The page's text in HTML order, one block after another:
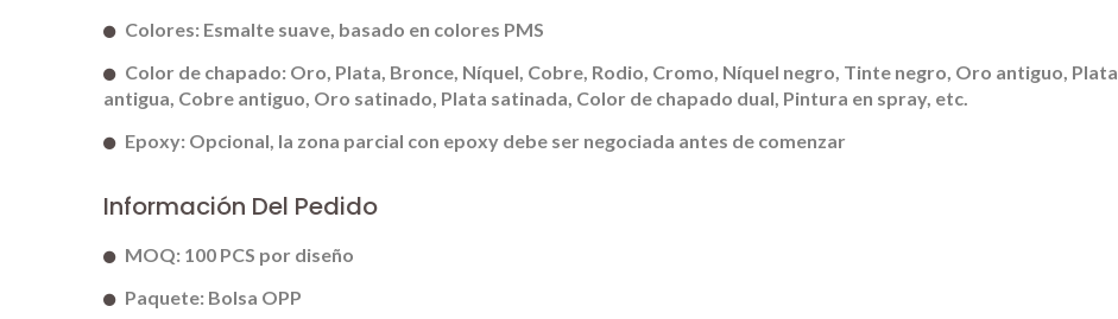
Colores: Esmalte suave, basado en colores PMS
Color de chapado: Oro, Plata, Bronce, Níquel, Cobre, Rodio, Cromo, Níquel negro, Tinte negro, Oro antiguo, Plata
antigua, Cobre antiguo, Oro satinado, Plata satinada, Color de chapado dual, Pintura en spray, etc.
Epoxy: Opcional, la zona parcial con epoxy debe ser negociada antes de comenzar
Información Del Pedido
MOQ: 100 PCS por diseño
Paquete: Bolsa OPP